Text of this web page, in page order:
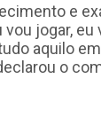
e
jogar, eu
aquilo
o